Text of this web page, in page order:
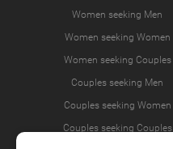
Women seeking Men
Women seeking Women
Women seeking Couples
Couples seeking Men
Couples seeking Women
Couples seeking Couples